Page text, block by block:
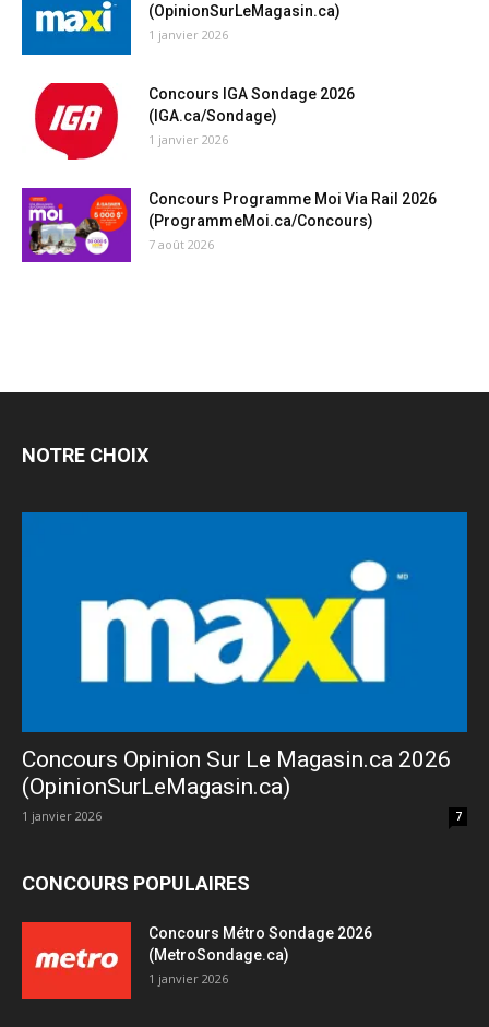
(OpinionSurLeMagasin.ca)
1 janvier 2026
Concours IGA Sondage 2026
(IGA.ca/Sondage)
1 janvier 2026
Concours Programme Moi Via Rail 2026
(ProgrammeMoi.ca/Concours)
7 août 2026
NOTRE CHOIX
Concours Opinion Sur Le Magasin.ca 2026
(OpinionSurLeMagasin.ca)
1 janvier 2026 7
CONCOURS POPULAIRES
Concours Métro Sondage 2026
(MetroSondage.ca)
1 janvier 2026